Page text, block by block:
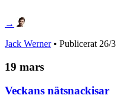
→
Jack Werner• Publicerat 26/
19 mars
Veckans nätsnackisar